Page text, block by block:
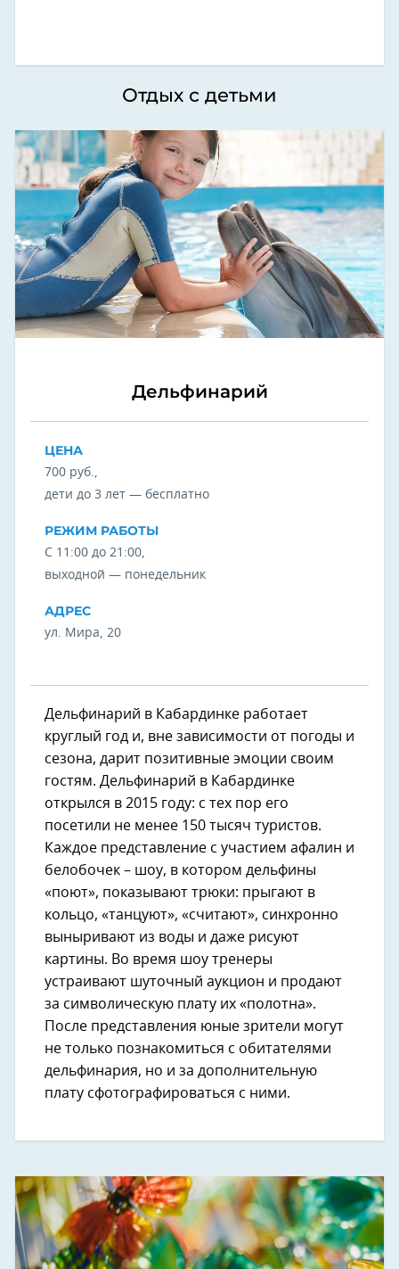
Отдых с детьми
Дельфинарий
ЦЕНА
700 руб.,
дети до 3 лет — бесплатно
РЕЖИМ РАБОТЫ
С 11:00 до 21:00,
выходной — понедельник
АДРЕС
ул. Мира, 20
Дельфинарий в Кабардинке работает
круглый год и, вне зависимости от погоды и
сезона, дарит позитивные эмоции своим
гостям. Дельфинарий в Кабардинке
открылся в 2015 году: с тех пор его
посетили не менее 150 тысяч туристов.
Каждое представление с участием афалин и
белобочек – шоу, в котором дельфины
«поют», показывают трюки: прыгают в
кольцо, «танцуют», «считают», синхронно
выныривают из воды и даже рисуют
картины. Во время шоу тренеры
устраивают шуточный аукцион и продают
за символическую плату их «полотна».
После представления юные зрители могут
не только познакомиться с обитателями
дельфинария, но и за дополнительную
плату сфотографироваться с ними.